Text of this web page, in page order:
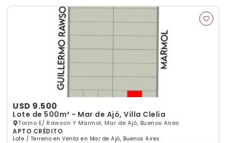
USD 9.500
Lote de 500m² - Mar de Ajó, Villa Clelia
Torino E/ Rawson Y Marmol, Mar de Ajó, Buenos Aires
APTO CRÉDITO
Lote / Terreno en Venta en Mar de Ajó, Buenos Aires